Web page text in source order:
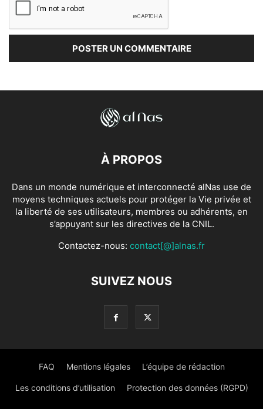
À PROPOS
Dans un monde numérique et interconnecté alNas use de
moyens techniques actuels pour protéger la Vie privée et
la liberté de ses utilisateurs, membres ou adhérents, en
s’appuyant sur les directives de la CNIL.
Contactez-nous: contact[@]alnas.fr
SUIVEZ NOUS
FAQ Mentions légales L’équipe de rédaction
Les conditions d’utilisation Protection des données (RGPD)